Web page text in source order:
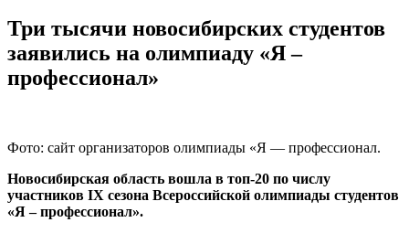
Три тысячи новосибирских студентов
заявились на олимпиаду «Я –
профессионал»
Фото: сайт организаторов олимпиады «Я — профессионал.
Новосибирская область вошла в топ-20 по числу
участников IX сезона Всероссийской олимпиады студентов
«Я – профессионал».